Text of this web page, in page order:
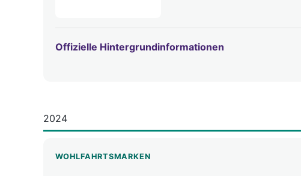
Offizielle Hintergrundinformationen
2024
WOHLFAHRTSMARKEN